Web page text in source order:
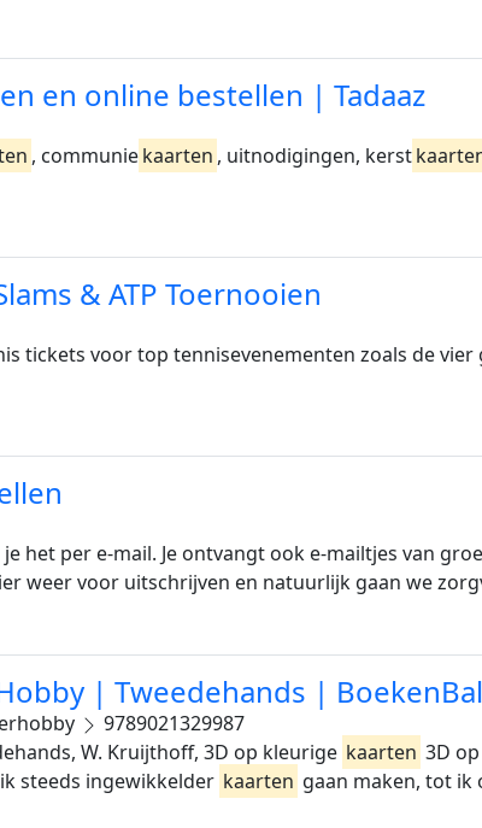
en online bestellen | Tadaaz
, communiekaarten , uitnodigingen, kerst
& ATP Toernooien
tickets voor top tennisevenementen zoals de vier
het per e-mail. Je ontvangt ook e-mailtjes van
weer voor uitschrijven en natuurlijk gaan we
| Tweedehands |
9789021329987
W. Kruijthoff, 3D op kleurige kaarten 3D
steeds ingewikkelder kaarten gaan maken, tot ik